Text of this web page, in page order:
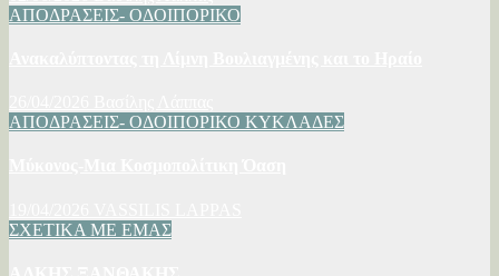
ΑΠΟΔΡΑΣΕΙΣ- ΟΔΟΙΠΟΡΙΚΟ
ΑΠΟΔΡΑΣΕΙΣ- ΟΔΟΙΠΟΡΙΚΟ ΚΥΚΛΑΔΕΣ
ΣΧΕΤΙΚΑ ΜΕ ΕΜΑΣ